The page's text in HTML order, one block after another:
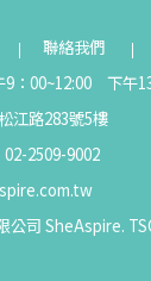
聯絡我們
9：00~12:00 下午
江路283號5樓
2509-9002
公司 SheAspire.